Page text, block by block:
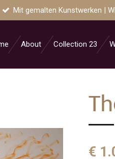
Mit gemalten Kunstwerken |
About Collection 23
€